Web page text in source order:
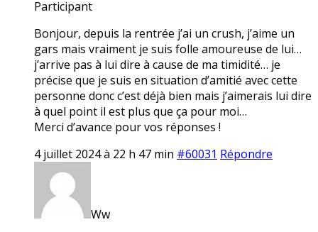
Participant
Bonjour, depuis la rentrée j’ai un crush, j’aime un
gars mais vraiment je suis folle amoureuse de lui…
j’arrive pas à lui dire à cause de ma timidité… je
précise que je suis en situation d’amitié avec cette
personne donc c’est déjà bien mais j’aimerais lui dire
à quel point il est plus que ça pour moi…
Merci d’avance pour vos réponses !
4 juillet 2024 à 22 h 47 min #60031 Répondre
Ww